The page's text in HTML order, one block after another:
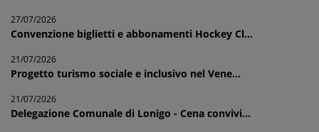
27/07/2026
Convenzione biglietti e abbonamenti Hockey Cl...
21/07/2026
Progetto turismo sociale e inclusivo nel Vene...
21/07/2026
Delegazione Comunale di Lonigo - Cena convivi...